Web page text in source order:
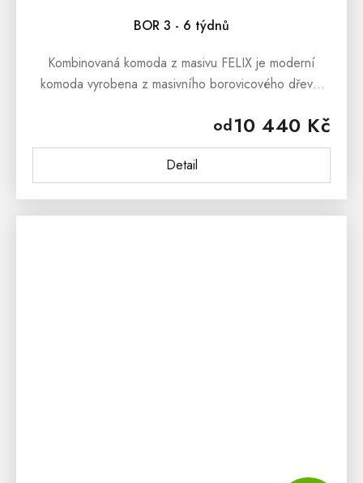
BOR 3 - 6 týdnů
od10 440 Kč
Detail
Kombinovaná komoda z masivu FELIX je moderní
komoda vyrobena z masivního borovicového dřeva,
nadčasovým vzhledem....